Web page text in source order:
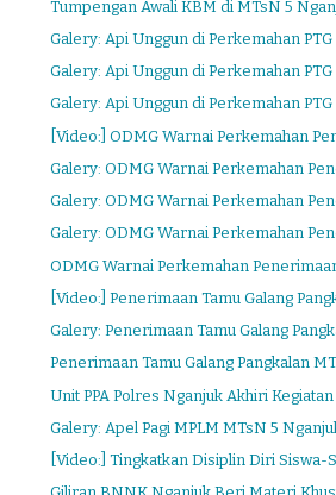
Tumpengan Awali KBM di MTsN 5
Galery: Api Unggun di Perkemahan PTG
Galery: Api Unggun di Perkemahan
Galery: Api Unggun di Perkemahan
[Video:] ODMG Warnai Perkemahan
Galery: ODMG Warnai Perkemahan
Galery: ODMG Warnai Perkemahan
Galery: ODMG Warnai Perkemahan
ODMG Warnai Perkemahan Penerimaan
[Video:] Penerimaan Tamu Galang
Galery: Penerimaan Tamu Galang
Penerimaan Tamu Galang Pangkalan
Unit PPA Polres Nganjuk Akhiri Kegiatan
Galery: Apel Pagi MPLM MTsN 5 Nganjuk
[Video:] Tingkatkan Disiplin Diri Siswa-